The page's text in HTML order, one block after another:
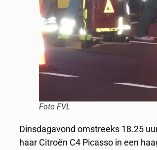
Foto FVL
Dinsdagavond omstreeks 18.25
haar Citroën C4 Picasso in een